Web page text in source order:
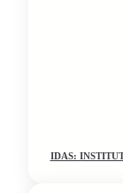
IDAS: